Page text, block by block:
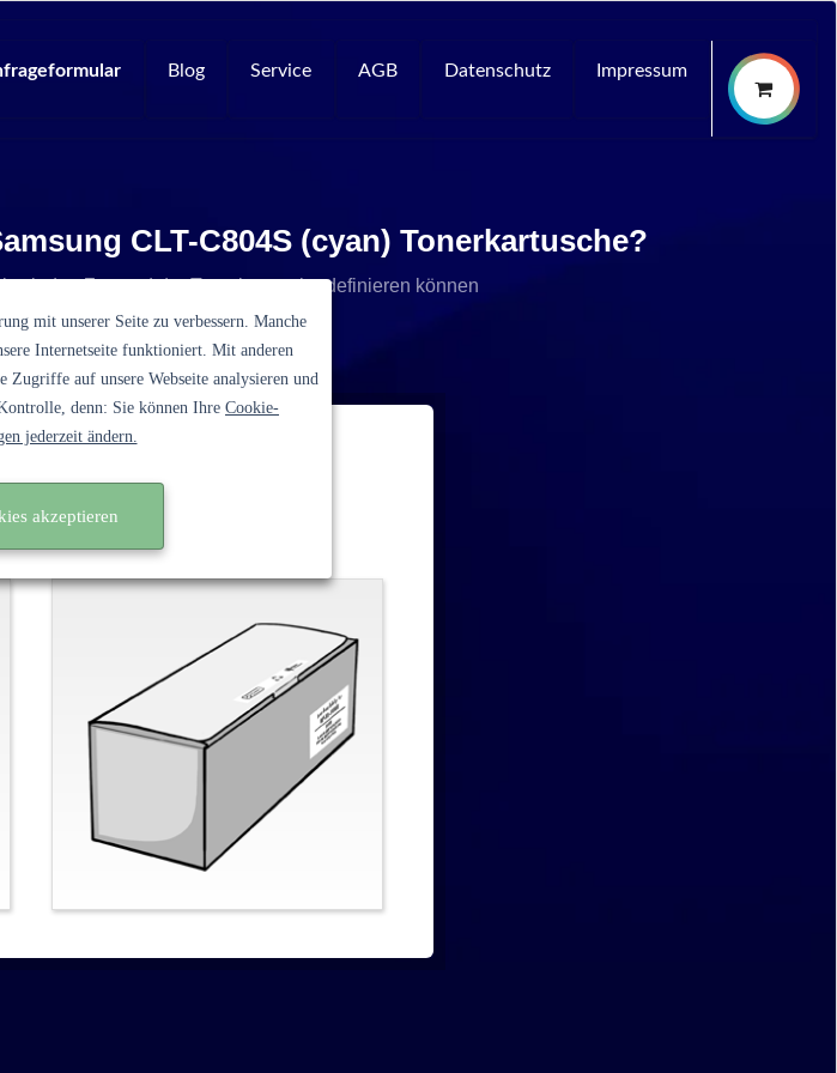
Blog Service AGB Datenschutz Impressum
CLT-C804S (cyan) Tonerkartusche?
wir den Zustand der Tonerkartusche definieren können
(cyan) um eine originale
Samsung?
Nein
mit unserer Seite zu verbessern. Manche
Internetseite funktioniert. Mit anderen
Zugriffe auf unsere Webseite analysieren und
denn: Sie können Ihre Cookie-
jederzeit ändern.
akzeptieren